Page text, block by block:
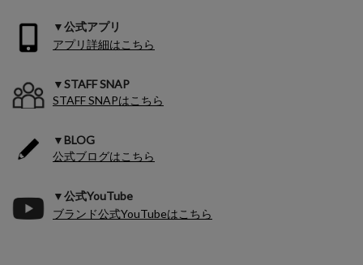
▼公式アプリ
アプリ詳細はこちら
▼STAFF SNAP
STAFF SNAPはこちら
▼BLOG
公式ブログはこちら
▼公式YouTube
ブランド公式YouTubeはこちら